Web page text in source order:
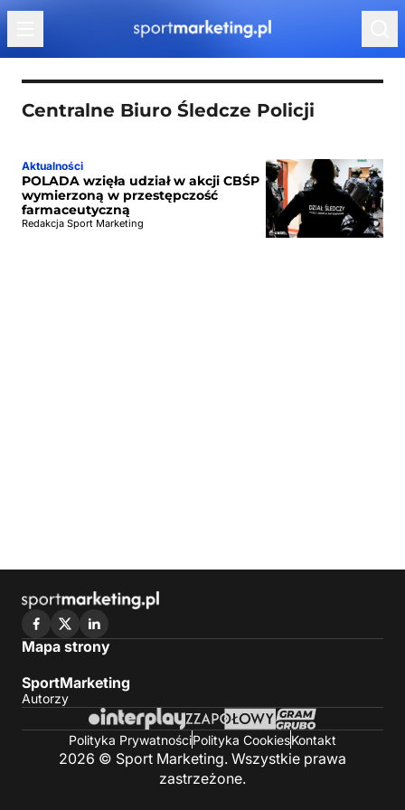
Przejdź do treści
Centralne Biuro Śledcze Policji
Aktualności
POLADA wzięła udział w akcji CBŚP
wymierzoną w przestępczość
farmaceutyczną
Redakcja Sport Marketing
Mapa strony
SportMarketing
Autorzy
Polityka PrywatnościPolityka CookiesKontakt
2026 © Sport Marketing. Wszystkie prawa
zastrzeżone.